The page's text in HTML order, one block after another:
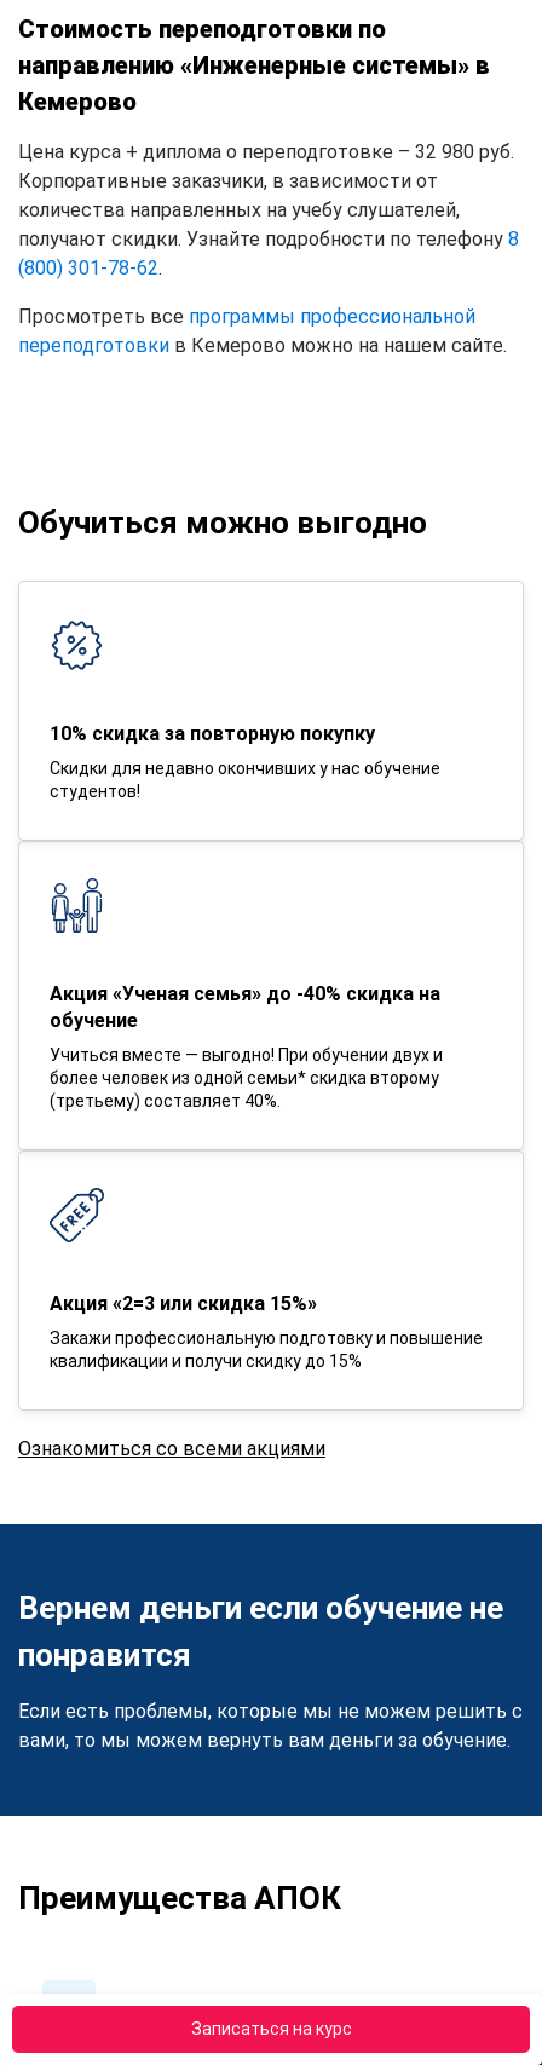
Записаться на курс
Стоимость переподготовки по
направлению «Инженерные системы» в
Кемерово
Цена курса + диплома о переподготовке – 32 980 руб.
Корпоративные заказчики, в зависимости от
количества направленных на учебу слушателей,
получают скидки. Узнайте подробности по телефону 8
(800) 301-78-62.
Просмотреть все программы профессиональной
переподготовки в Кемерово можно на нашем сайте.
Обучиться можно выгодно
10% скидка за повторную покупку
Скидки для недавно окончивших у нас обучение
студентов!
Акция «Ученая семья» до -40% скидка на
обучение
Учиться вместе — выгодно! При обучении двух и
более человек из одной семьи* скидка второму
(третьему) составляет 40%.
Акция «2=3 или скидка 15%»
Закажи профессиональную подготовку и повышение
квалификации и получи скидку до 15%
Ознакомиться со всеми акциями
Вернем деньги если обучение не
понравится
Если есть проблемы, которые мы не можем решить с
вами, то мы можем вернуть вам деньги за обучение.
Преимущества АПОК